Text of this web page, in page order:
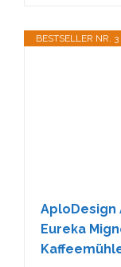
BESTSELLER NR. 3
AploDesign
Eureka